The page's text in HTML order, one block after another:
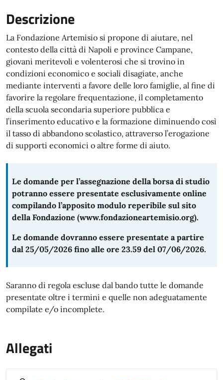
Descrizione
La Fondazione Artemisio si propone di aiutare, nel
contesto della città di Napoli e province Campane,
giovani meritevoli e volenterosi che si trovino in
condizioni economico e sociali disagiate, anche
mediante interventi a favore delle loro famiglie, al fine di
favorire la regolare frequentazione, il completamento
della scuola secondaria superiore pubblica e
l’inserimento educativo e la formazione diminuendo così
il tasso di abbandono scolastico, attraverso l’erogazione
di supporti economici o altre forme di aiuto.
Le domande per l’assegnazione della borsa di studio
potranno essere presentate esclusivamente online
compilando l’apposito modulo reperibile sul sito
della Fondazione (www.fondazioneartemisio.org).
Le domande dovranno essere presentate a partire
dal 25/05/2026 fino alle ore 23.59 del 07/06/2026.
Saranno di regola escluse dal bando tutte le domande
presentate oltre i termini e quelle non adeguatamente
compilate e/o incomplete.
Allegati